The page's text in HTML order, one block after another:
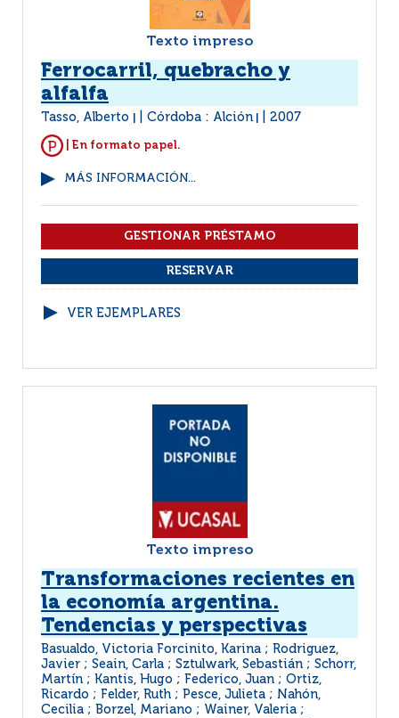
Texto impreso
Ferrocarril, quebracho y
alfalfa
Tasso, Alberto Córdoba : Alción 2007
| En formato papel.
MÁS INFORMACIÓN...
VER EJEMPLARES
Texto impreso
Transformaciones recientes en
la economía argentina.
Tendencias y perspectivas
Basualdo, Victoria Forcinito, Karina ; Rodriguez,
Javier ; Seain, Carla ; Sztulwark, Sebastián ; Schorr,
Martín ; Kantis, Hugo ; Federico, Juan ; Ortiz,
Ricardo ; Felder, Ruth ; Pesce, Julieta ; Nahón,
Cecilia ; Borzel, Mariano ; Wainer, Valeria ;